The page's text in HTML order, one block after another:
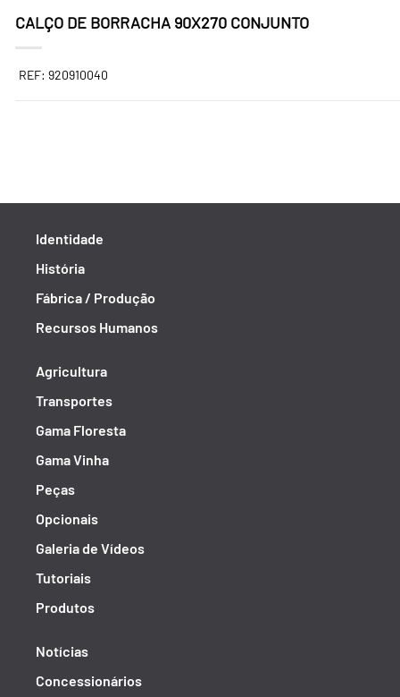
CALÇO DE BORRACHA 90X270 CONJUNTO
REF: 920910040
Identidade
História
Fábrica / Produção
Recursos Humanos
Agricultura
Transportes
Gama Floresta
Gama Vinha
Peças
Opcionais
Galeria de Vídeos
Tutoriais
Produtos
Notícias
Concessionários